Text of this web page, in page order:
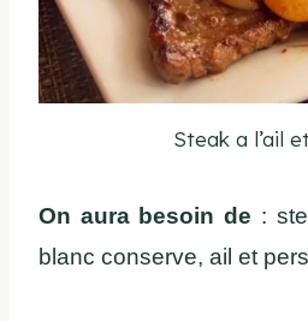
Steak a l’ail
On aura besoin de :
blanc conserve, ail et